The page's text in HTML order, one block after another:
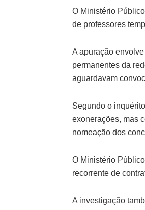
O Ministério
de professores
A apuração
permanentes da
aguardavam
Segundo o
exonerações, mas
nomeação dos
O Ministério
recorrente de
A investigação